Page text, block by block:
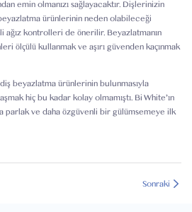
emin olmanızı sağlayacaktır. Dişlerinizin
beyazlatma ürünlerinin neden olabileceği
ağız kontrolleri de önerilir. Beyazlatmanın
ölçülü kullanmak ve aşırı güvenden kaçınmak
beyazlatma ürünlerinin bulunmasıyla
hiç bu kadar kolay olmamıştı. Bi White'ın
parlak ve daha özgüvenli bir gülümsemeye ilk
Sonraki